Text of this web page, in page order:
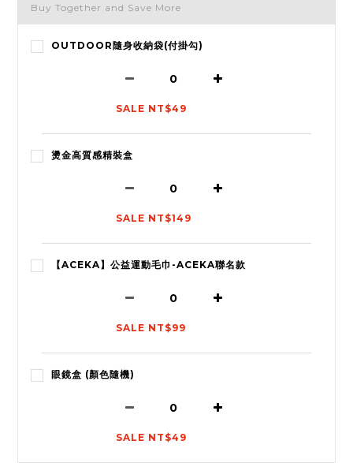
Buy Together and Save More
OUTDOOR隨身收納袋(付掛勾)
SALE NT$49
燙金高質感精裝盒
SALE NT$149
【ACEKA】公益運動毛巾-ACEKA聯名款
SALE NT$99
眼鏡盒 (顏色隨機)
SALE NT$49